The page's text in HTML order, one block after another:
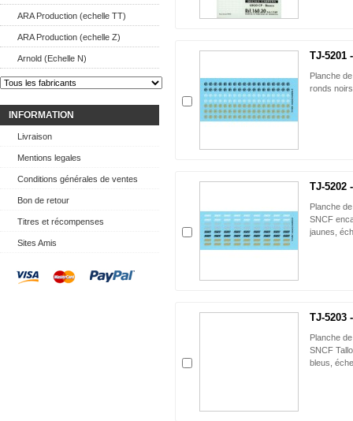
ARA Production (echelle TT)
ARA Production (echelle Z)
Arnold (Echelle N)
INFORMATION
Livraison
Mentions legales
Conditions générales de ventes
Bon de retour
Titres et récompenses
Sites Amis
TJ-5201
Planche
ronds
TJ-5202
Planche
SNCF
jaunes,
TJ-5203
Planche
SNCF
bleus,